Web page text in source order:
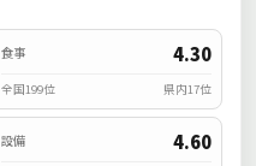
食事 4.30
全国199位 県内17位
設備 4.60